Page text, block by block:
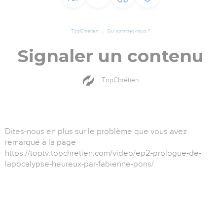
TopChrétien Qui sommes-nous ?
Signaler un contenu
TopChrétien
Dites-nous en plus sur le problème que vous avez
remarqué à la page
https://toptv.topchretien.com/video/ep2-prologue-de-
lapocalypse-heureux-par-fabienne-pons/